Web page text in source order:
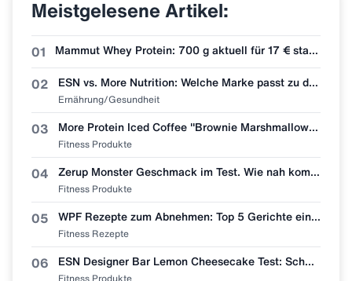
Meistgelesene Artikel:
01 Mammut Whey Protein: 700 g aktuell für 17 € statt 30 €
02 ESN vs. More Nutrition: Welche Marke passt zu dir?
Ernährung/Gesundheit
03 More Protein Iced Coffee "Brownie Marshmallow" im ehrlichen Test! 🧋🍫
Fitness Produkte
04 Zerup Monster Geschmack im Test. Wie nah kommt More Nutrition wirklich ran?
Fitness Produkte
05 WPF Rezepte zum Abnehmen: Top 5 Gerichte einfach nachmachen 🥩🥗
Fitness Rezepte
06 ESN Designer Bar Lemon Cheesecake Test: Schmeckt wie Zitronenkuchen?
Fitness Produkte